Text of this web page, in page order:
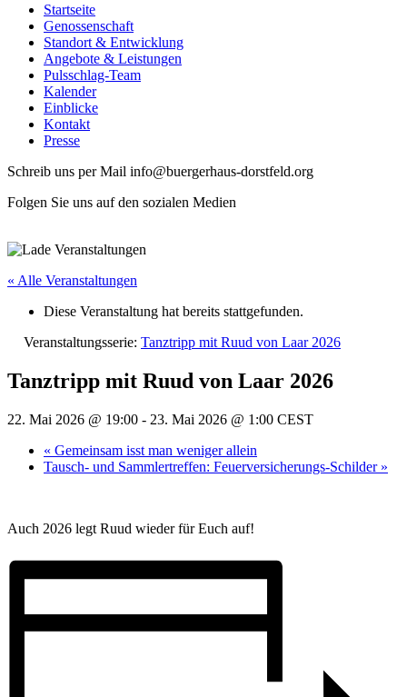
Startseite
Genossenschaft
Standort & Entwicklung
Angebote & Leistungen
Pulsschlag-Team
Kalender
Einblicke
Kontakt
Presse
Schreib uns per Mail info@buergerhaus-dorstfeld.org
Folgen Sie uns auf den sozialen Medien
« Alle Veranstaltungen
Diese Veranstaltung hat bereits stattgefunden.
Veranstaltungsserie: Tanztripp mit Ruud von Laar 2026
Tanztripp mit Ruud von Laar 2026
22. Mai 2026 @ 19:00 - 23. Mai 2026 @ 1:00 CEST
« Gemeinsam isst man weniger allein
Tausch- und Sammlertreffen: Feuerversicherungs-Schilder »
Auch 2026 legt Ruud wieder für Euch auf!